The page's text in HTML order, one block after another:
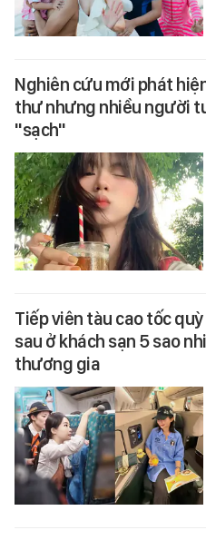
Nghiên cứu mới phát
thư nhưng nhiều người
"sạch"
Tiếp viên tàu cao tốc
sau ở khách sạn 5 sao
thương gia